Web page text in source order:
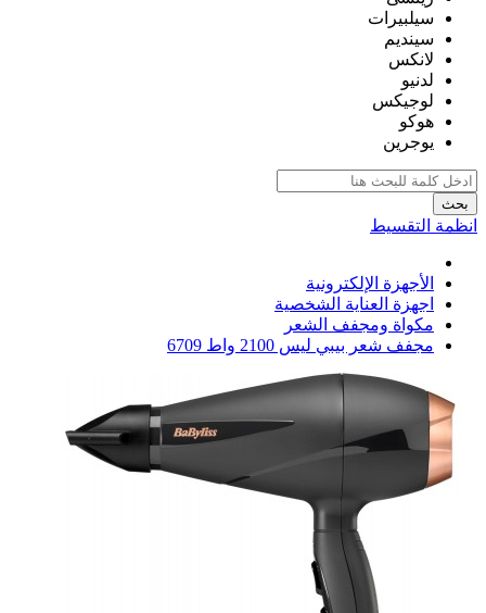
سيلبيرات
سينديم
لانكس
لدنيو
لوجيكس
هوكو
يوجرين
بحث
انظمة التقسيط
الأجهزة الإلكترونية
اجهزة العناية الشخصية
مكواة ومجفف الشعر
مجفف شعر بيبي ليس 2100 واط 6709